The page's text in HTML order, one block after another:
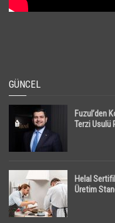
GÜNCEL
Fuzul’den
Terzi Usulü
Helal
Üretim